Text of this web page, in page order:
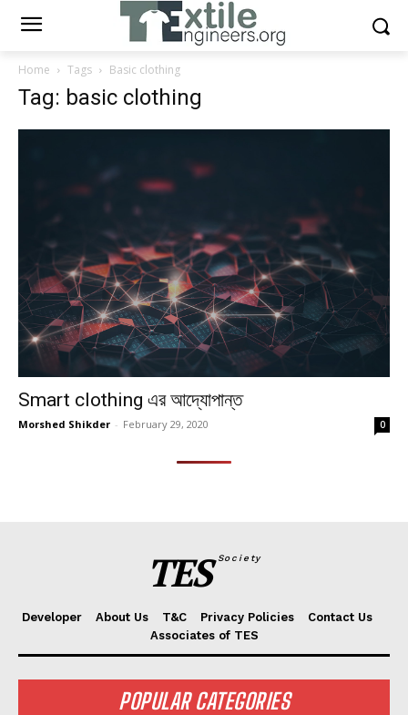
Home Tags Basic clothing
Tag: basic clothing
Smart clothing এর আদ্যোপান্ত
Morshed Shikder - February 29, 2020 0
TES Society
Developer About Us T&C Privacy Policies
Contact Us
Associates of TES
POPULAR CATEGORIES